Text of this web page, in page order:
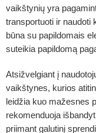
vaikštynių yra
transportuoti ir naudoti
būna su papildomais
suteikia papildomą
Atsižvelgiant į
vaikštynes, kurios
leidžia kuo mažesnes
rekomenduoja
priimant galutinį